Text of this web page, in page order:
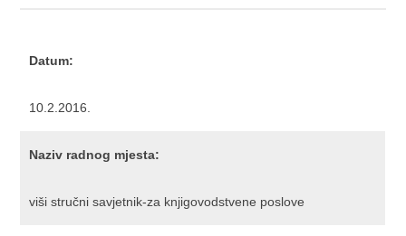
Datum:
10.2.2016.
Naziv radnog mjesta:
viši stručni savjetnik-za knjigovodstvene poslove